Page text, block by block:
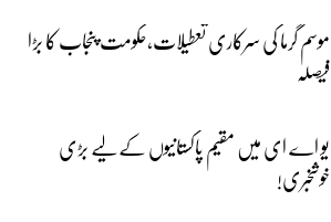
موسم گرما کی سرکاری تعطیلات،حکومت پنجاب کا بڑا
فیصلہ
یو اے ای میں مقیم پاکستانیوں کے لیے بڑی
خوشخبری!